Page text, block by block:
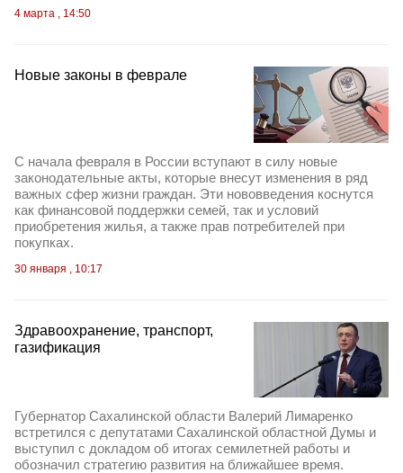
4 марта , 14:50
Новые законы в феврале
С начала февраля в России вступают в силу новые
законодательные акты, которые внесут изменения в ряд
важных сфер жизни граждан. Эти нововведения коснутся
как финансовой поддержки семей, так и условий
приобретения жилья, а также прав потребителей при
покупках.
30 января , 10:17
Здравоохранение, транспорт,
газификация
Губернатор Сахалинской области Валерий Лимаренко
встретился с депутатами Сахалинской областной Думы и
выступил с докладом об итогах семилетней работы и
обозначил стратегию развития на ближайшее время.